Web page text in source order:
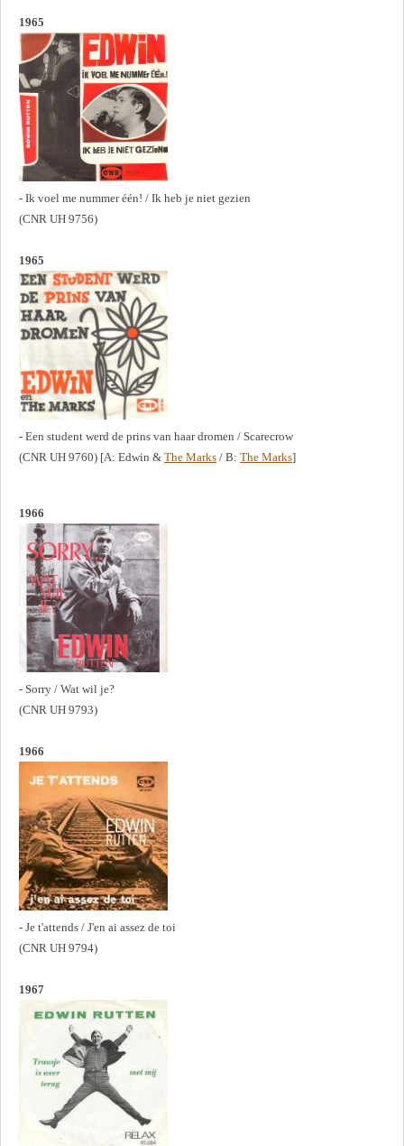
1965
- Ik voel me nummer één! / Ik heb je niet gezien
(CNR UH 9756)
1965
- Een student werd de prins van haar dromen / Scarecrow
(CNR UH 9760) [A: Edwin & The Marks / B: The Marks]
1966
- Sorry / Wat wil je?
(CNR UH 9793)
1966
- Je t'attends / J'en ai assez de toi
(CNR UH 9794)
1967